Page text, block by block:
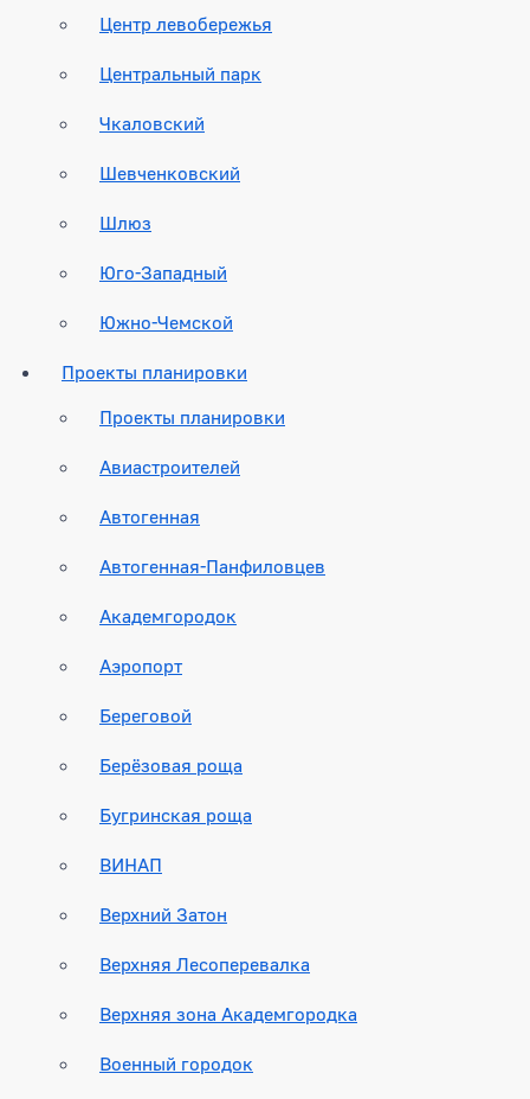
Центр левобережья
Центральный парк
Чкаловский
Шевченковский
Шлюз
Юго-Западный
Южно-Чемской
Проекты планировки
Проекты планировки
Авиастроителей
Автогенная
Автогенная-Панфиловцев
Академгородок
Аэропорт
Береговой
Берёзовая роща
Бугринская роща
ВИНАП
Верхний Затон
Верхняя Лесоперевалка
Верхняя зона Академгородка
Военный городок